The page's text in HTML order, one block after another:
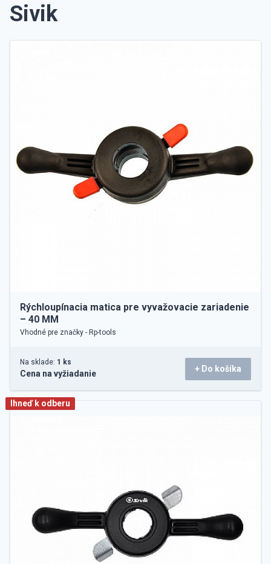
Sivik
Rýchloupínacia matica pre vyvažovacie zariadenie
– 40 MM
Vhodné pre značky - Rp-tools
Na sklade: 1 ks
Cena na vyžiadanie + Do košíka
Ihneď k odberu